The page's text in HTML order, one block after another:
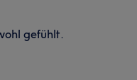
gefühlt.